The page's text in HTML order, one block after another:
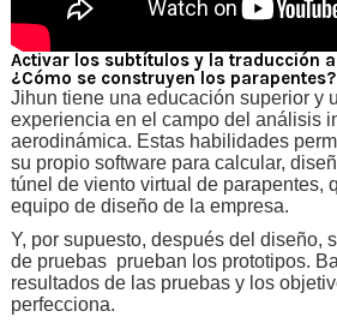
Activar los subtítulos y la traducción
¿Cómo se construyen los parapentes?
Jihun tiene una educación superior y
experiencia en el campo del análisis
aerodinámica. Estas habilidades
su propio software para calcular,
túnel de viento virtual de parapentes,
equipo de diseño de la empresa.
Y, por supuesto, después del diseño,
de pruebas prueban los prototipos.
resultados de las pruebas y los
perfecciona.